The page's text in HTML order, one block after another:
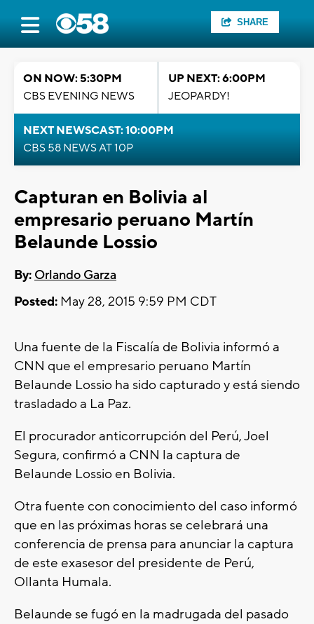
SHARE
ON NOW: 5:30PM
CBS EVENING NEWS
UP NEXT: 6:00PM
JEOPARDY!
NEXT NEWSCAST: 10:00PM
CBS 58 NEWS AT 10P
Capturan en Bolivia al
empresario peruano Martín
Belaunde Lossio
By: Orlando Garza
Posted: May 28, 2015 9:59 PM CDT
Una fuente de la Fiscalía de Bolivia informó a
CNN que el empresario peruano Martín
Belaunde Lossio ha sido capturado y está siendo
trasladado a La Paz.
El procurador anticorrupción del Perú, Joel
Segura, confirmó a CNN la captura de
Belaunde Lossio en Bolivia.
Otra fuente con conocimiento del caso informó
que en las próximas horas se celebrará una
conferencia de prensa para anunciar la captura
de este exasesor del presidente de Perú,
Ollanta Humala.
Belaunde se fugó en la madrugada del pasado